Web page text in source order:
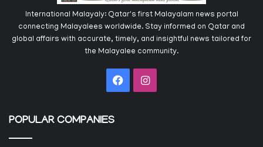
International Malayaly: Qatar's first Malayalam news portal
connecting Malayalees worldwide. Stay informed on Qatar and
global affairs with accurate, timely, and insightful news tailored for
the Malayalee community.
FacebookInstagram
POPULAR COMPANIES